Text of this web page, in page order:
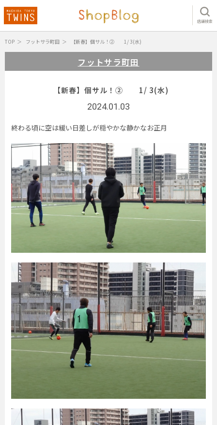
店舗検索
TOP フットサラ町田 【新春】個サル！② 1/ 3(水)
フットサラ町田
【新春】個サル！② 1/ 3(水)
2024.01.03
終わる頃に空は緩い日差しが穏やかな静かなお正月